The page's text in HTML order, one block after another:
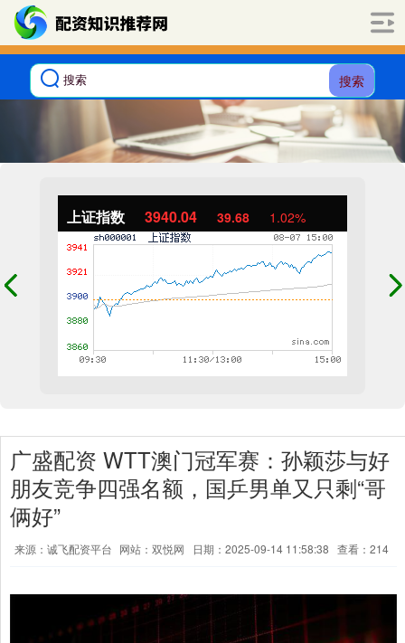
搜索
上证指数 3940.04 39.68 1.02%
广盛配资 WTT澳门冠军赛：孙颖莎与好
朋友竞争四强名额，国乒男单又只剩“哥
俩好”
来源：诚飞配资平台 网站：双悦网 日期：2025-09-14 11:58:38 查看：214